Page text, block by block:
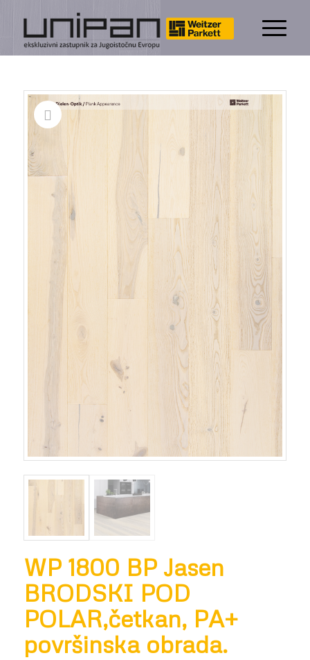
WP 1800 BP Jasen
BRODSKI POD
POLAR,četkan, PA+
površinska obrada.